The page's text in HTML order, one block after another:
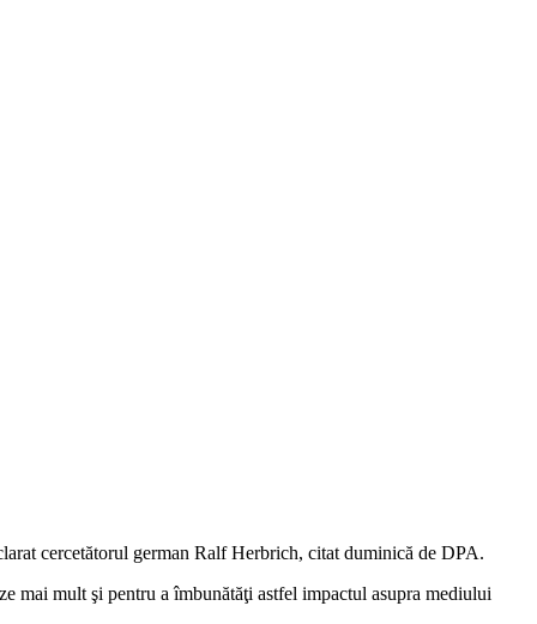
cercetătorul german Ralf Herbrich, citat duminică de DPA.
mai mult şi pentru a îmbunătăţi astfel impactul asupra mediului